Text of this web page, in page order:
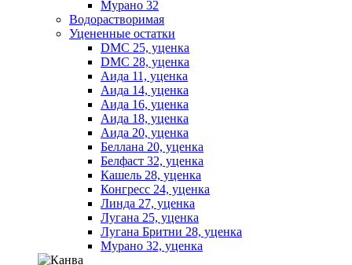
Мурано 32
Водорастворимая
Уцененные остатки
DMC 25, уценка
DMC 28, уценка
Аида 11, уценка
Аида 14, уценка
Аида 16, уценка
Аида 18, уценка
Аида 20, уценка
Беллана 20, уценка
Белфаст 32, уценка
Кашель 28, уценка
Конгресс 24, уценка
Линда 27, уценка
Лугана 25, уценка
Лугана Бритни 28, уценка
Мурано 32, уценка